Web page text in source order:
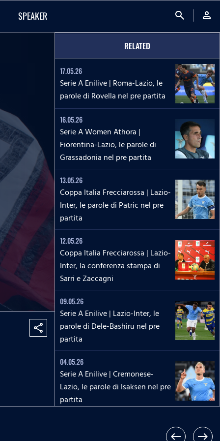
SPEAKER search person
share
RELATED
17.05.26
Serie A Enilive | Roma-Lazio, le
parole di Rovella nel pre partita
16.05.26
Serie A Women Athora |
Fiorentina-Lazio, le parole di
Grassadonia nel pre partita
13.05.26
Coppa Italia Frecciarossa | Lazio-
Inter, le parole di Patric nel pre
partita
12.05.26
Coppa Italia Frecciarossa | Lazio-
Inter, la conferenza stampa di
Sarri e Zaccagni
09.05.26
Serie A Enilive | Lazio-Inter, le
parole di Dele-Bashiru nel pre
partita
04.05.26
Serie A Enilive | Cremonese-
Lazio, le parole di Isaksen nel pre
partita
Serie A Women Athora | Parma- west east